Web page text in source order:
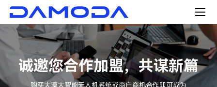
诚邀您合作加盟，共谋新篇
购买大漠大智能无人机系统或商户商机合作即可成为